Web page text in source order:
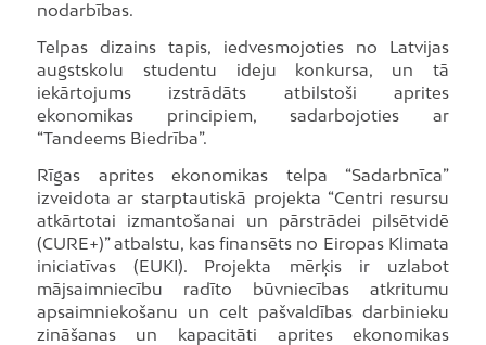
nodarbības.
Telpas dizains tapis, iedvesmojoties no Latvijas
augstskolu studentu ideju konkursa, un tā
iekārtojums izstrādāts atbilstoši aprites
ekonomikas principiem, sadarbojoties ar
“Tandeems Biedrība”.
Rīgas aprites ekonomikas telpa “Sadarbnīca”
izveidota ar starptautiskā projekta “Centri resursu
atkārtotai izmantošanai un pārstrādei pilsētvidē
(CURE+)” atbalstu, kas finansēts no Eiropas Klimata
iniciatīvas (EUKI). Projekta mērķis ir uzlabot
mājsaimniecību radīto būvniecības atkritumu
apsaimniekošanu un celt pašvaldības darbinieku
zināšanas un kapacitāti aprites ekonomikas